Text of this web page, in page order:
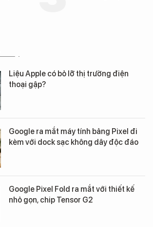
Liệu Apple có bỏ lỡ thị trường điện
thoại gập?
Google ra mắt máy tính bảng Pixel đi
kèm với dock sạc không dây độc đáo
Google Pixel Fold ra mắt với thiết kế
nhỏ gọn, chip Tensor G2